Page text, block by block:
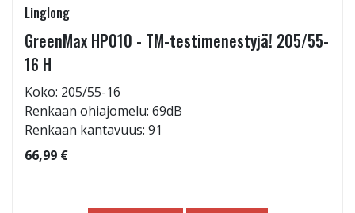
Linglong
GreenMax HP010 - TM-testimenestyjä! 205/55-
16 H
Koko: 205/55-16
Renkaan ohiajomelu: 69dB
Renkaan kantavuus: 91
66,99 €